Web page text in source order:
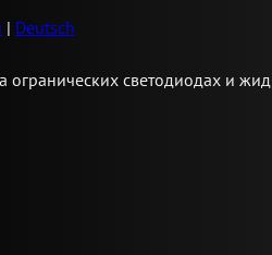
| Deutsch
огранических светодиодах и